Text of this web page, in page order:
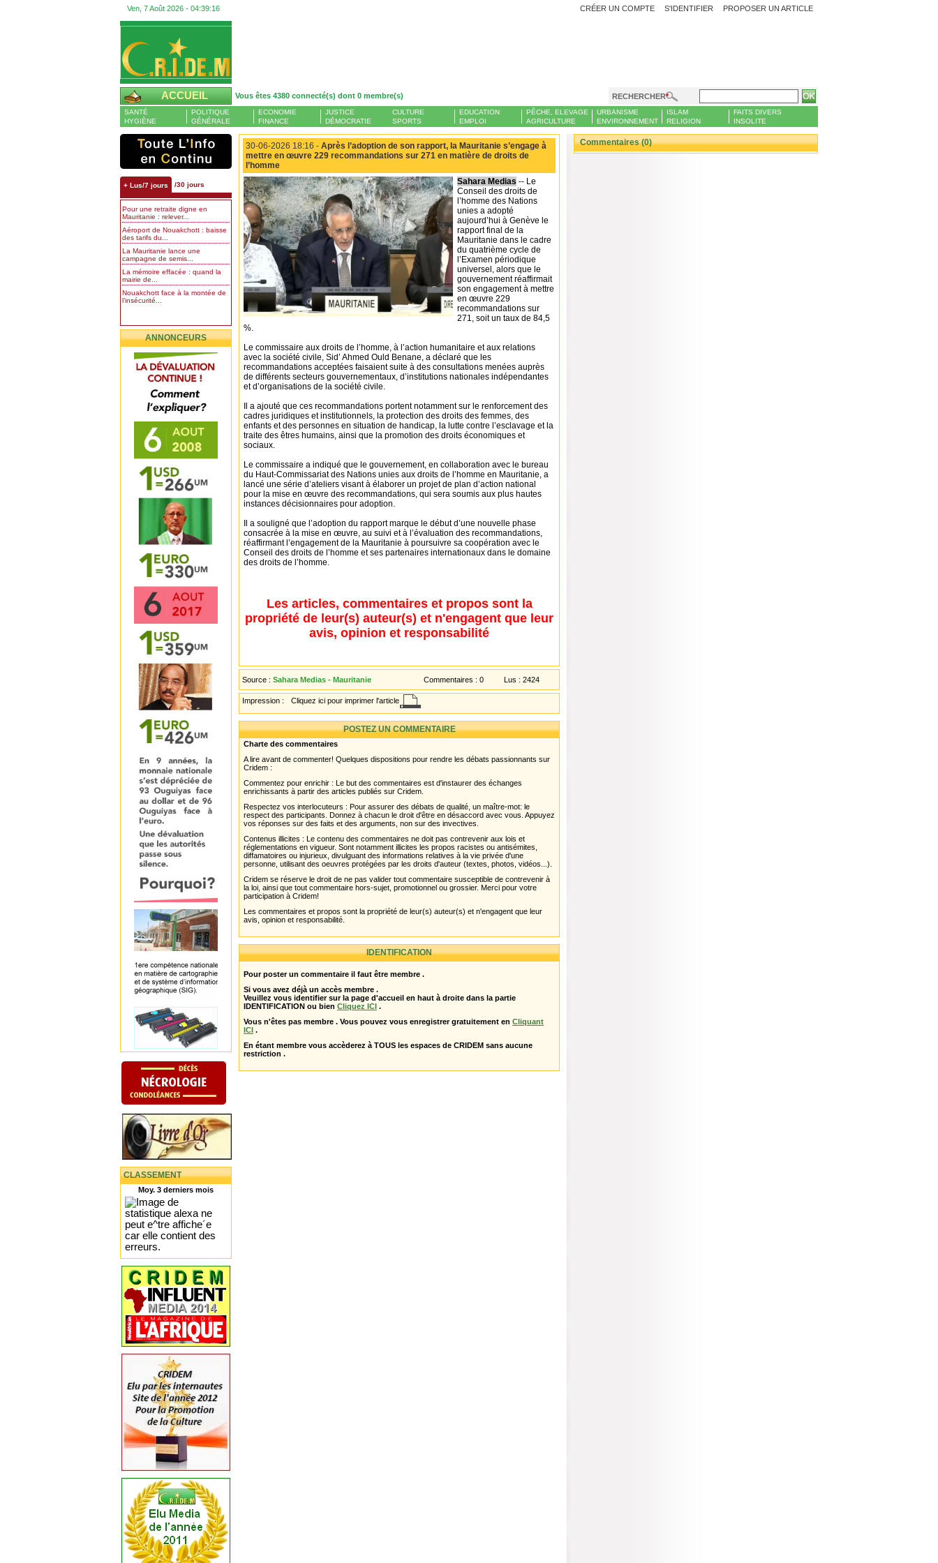
Ven, 7 Août 2026 - 04:39:17 PROPOSER UN ARTICLE
CRÉER UN COMPTE S'IDENTIFIER
ACCUEIL Vous êtes 4380 connecté(s) dont 0 membre(s) RECHERCHER
SANTÉ
HYGIÈNE
POLITIQUE
GÉNÉRALE
ECONOMIE
FINANCE
JUSTICE
DÉMOCRATIE
CULTURE
SPORTS
EDUCATION
EMPLOI
PÊCHE, ELEVAGE
AGRICULTURE
URBANISME
ENVIRONNEMENT
ISLAM
RELIGION
FAITS DIVERS
INSOLITE
+ Lus/7 jours /30 jours
Pour une retraite digne en
Mauritanie : relever...
Aéroport de Nouakchott : baisse
des tarifs du...
La Mauritanie lance une
campagne de semis...
La mémoire effacée : quand la
mairie de...
Nouakchott face à la montée de
l’insécurité...
ANNONCEURS
CLASSEMENT
Moy. 3 derniers mois
30-06-2026 18:16 - Après l’adoption de son rapport, la Mauritanie s’engage à
mettre en œuvre 229 recommandations sur 271 en matière de droits de
l’homme
Sahara Medias -- Le
Conseil des droits de
l’homme des Nations
unies a adopté
aujourd’hui à Genève le
rapport final de la
Mauritanie dans le cadre
du quatrième cycle de
l’Examen périodique
universel, alors que le
gouvernement réaffirmait
son engagement à mettre
en œuvre 229
recommandations sur
271, soit un taux de 84,5
%.
Le commissaire aux droits de l’homme, à l’action humanitaire et aux relations
avec la société civile, Sid’ Ahmed Ould Benane, a déclaré que les
recommandations acceptées faisaient suite à des consultations menées auprès
de différents secteurs gouvernementaux, d’institutions nationales indépendantes
et d’organisations de la société civile.
Il a ajouté que ces recommandations portent notamment sur le renforcement des
cadres juridiques et institutionnels, la protection des droits des femmes, des
enfants et des personnes en situation de handicap, la lutte contre l’esclavage et la
traite des êtres humains, ainsi que la promotion des droits économiques et
sociaux.
Le commissaire a indiqué que le gouvernement, en collaboration avec le bureau
du Haut-Commissariat des Nations unies aux droits de l’homme en Mauritanie, a
lancé une série d’ateliers visant à élaborer un projet de plan d’action national
pour la mise en œuvre des recommandations, qui sera soumis aux plus hautes
instances décisionnaires pour adoption.
Il a souligné que l’adoption du rapport marque le début d’une nouvelle phase
consacrée à la mise en œuvre, au suivi et à l’évaluation des recommandations,
réaffirmant l’engagement de la Mauritanie à poursuivre sa coopération avec le
Conseil des droits de l’homme et ses partenaires internationaux dans le domaine
des droits de l’homme.
Les articles, commentaires et propos sont la
propriété de leur(s) auteur(s) et n'engagent que leur
avis, opinion et responsabilité
Source : Sahara Medias - Mauritanie Commentaires : 0 Lus : 2424
Impression : Cliquez ici pour imprimer l'article
POSTEZ UN COMMENTAIRE
Charte des commentaires
A lire avant de commenter! Quelques dispositions pour rendre les débats passionnants sur
Cridem :
Commentez pour enrichir : Le but des commentaires est d'instaurer des échanges
enrichissants à partir des articles publiés sur Cridem.
Respectez vos interlocuteurs : Pour assurer des débats de qualité, un maître-mot: le
respect des participants. Donnez à chacun le droit d'être en désaccord avec vous. Appuyez
vos réponses sur des faits et des arguments, non sur des invectives.
Contenus illicites : Le contenu des commentaires ne doit pas contrevenir aux lois et
réglementations en vigueur. Sont notamment illicites les propos racistes ou antisémites,
diffamatoires ou injurieux, divulguant des informations relatives à la vie privée d'une
personne, utilisant des oeuvres protégées par les droits d'auteur (textes, photos, vidéos...).
Cridem se réserve le droit de ne pas valider tout commentaire susceptible de contrevenir à
la loi, ainsi que tout commentaire hors-sujet, promotionnel ou grossier. Merci pour votre
participation à Cridem!
Les commentaires et propos sont la propriété de leur(s) auteur(s) et n'engagent que leur
avis, opinion et responsabilité.
IDENTIFICATION
Pour poster un commentaire il faut être membre .
Si vous avez déjà un accès membre .
Veuillez vous identifier sur la page d'accueil en haut à droite dans la partie
IDENTIFICATION ou bien Cliquez ICI .
Vous n'êtes pas membre . Vous pouvez vous enregistrer gratuitement en Cliquant
ICI .
En étant membre vous accèderez à TOUS les espaces de CRIDEM sans aucune
restriction .
Commentaires (0)